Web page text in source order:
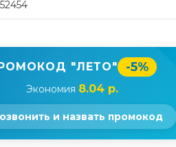
"ЛЕТО" -5%
Экономия 8.04 р.
и назвать промокод